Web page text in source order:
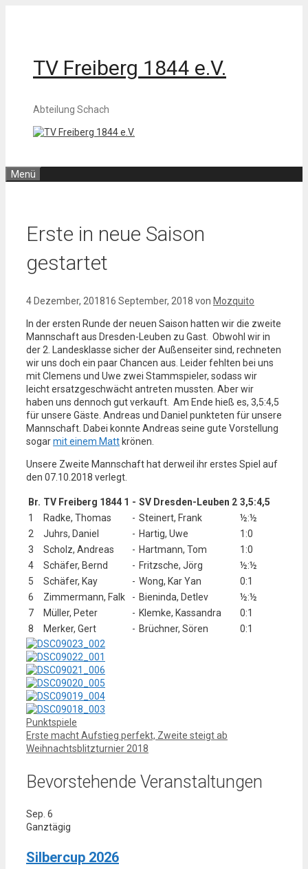
TV Freiberg 1844 e.V.
Abteilung Schach
Menü
Erste in neue Saison
gestartet
4 Dezember, 201816 September, 2018 von Mozquito
In der ersten Runde der neuen Saison hatten wir die zweite
Mannschaft aus Dresden-Leuben zu Gast. Obwohl wir in
der 2. Landesklasse sicher der Außenseiter sind, rechneten
wir uns doch ein paar Chancen aus. Leider fehlten bei uns
mit Clemens und Uwe zwei Stammspieler, sodass wir
leicht ersatzgeschwächt antreten mussten. Aber wir
haben uns dennoch gut verkauft. Am Ende hieß es, 3,5:4,5
für unsere Gäste. Andreas und Daniel punkteten für unsere
Mannschaft. Dabei konnte Andreas seine gute Vorstellung
sogarmit einem Matt krönen.
Unsere Zweite Mannschaft hat derweil ihr erstes Spiel auf
den 07.10.2018 verlegt.
Br. TV Freiberg 1844 1 - SV Dresden-Leuben 2 3,5:4,5
1
Radke, Thomas - Steinert, Frank
½:½
2
Juhrs, Daniel - Hartig, Uwe
1:0
3
Scholz, Andreas - Hartmann, Tom
1:0
4
Schäfer, Bernd - Fritzsche, Jörg
½:½
5
Schäfer, Kay - Wong, Kar Yan
0:1
6
Zimmermann, Falk - Bieninda, Detlev
½:½
7
Müller, Peter - Klemke, Kassandra
0:1
8
Merker, Gert - Brüchner, Sören 0:1
Kategorien
Punktspiele
Erste macht Aufstieg perfekt, Zweite steigt ab
Weihnachtsblitzturnier 2018
Bevorstehende Veranstaltungen
Sep. 6
Ganztägig
Silbercup 2026